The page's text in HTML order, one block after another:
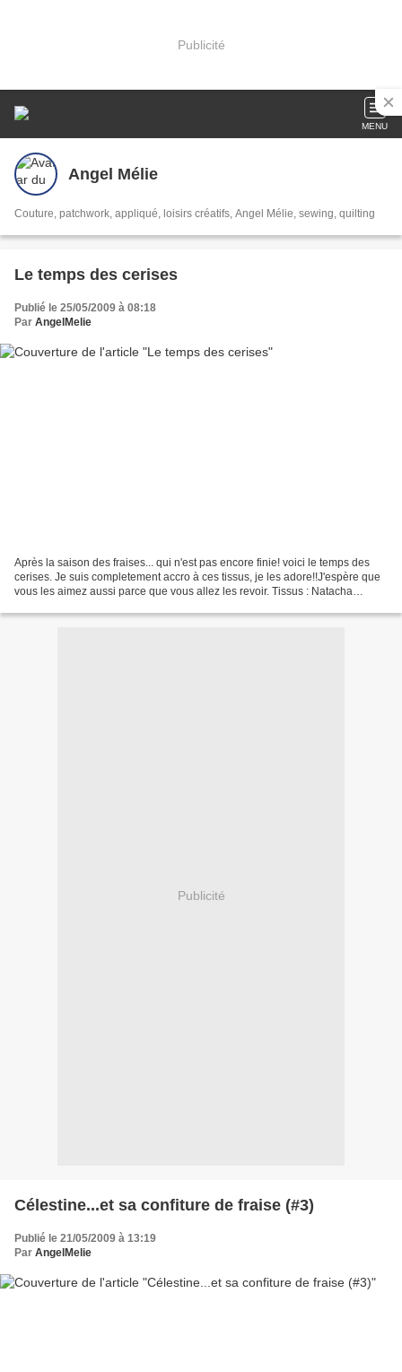
Publicité
MENU
Angel Mélie
Couture, patchwork, appliqué, loisirs créatifs, Angel Mélie, sewing, quilting
Le temps des cerises
Publié le 25/05/2009 à 08:18
Par AngelMelie
Après la saison des fraises... qui n'est pas encore finie! voici le temps des
cerises. Je suis completement accro à ces tissus, je les adore!!J'espère que
vous les aimez aussi parce que vous allez les revoir. Tissus : Natacha
Publicité
Célestine...et sa confiture de fraise (#3)
Publié le 21/05/2009 à 13:19
Par AngelMelie